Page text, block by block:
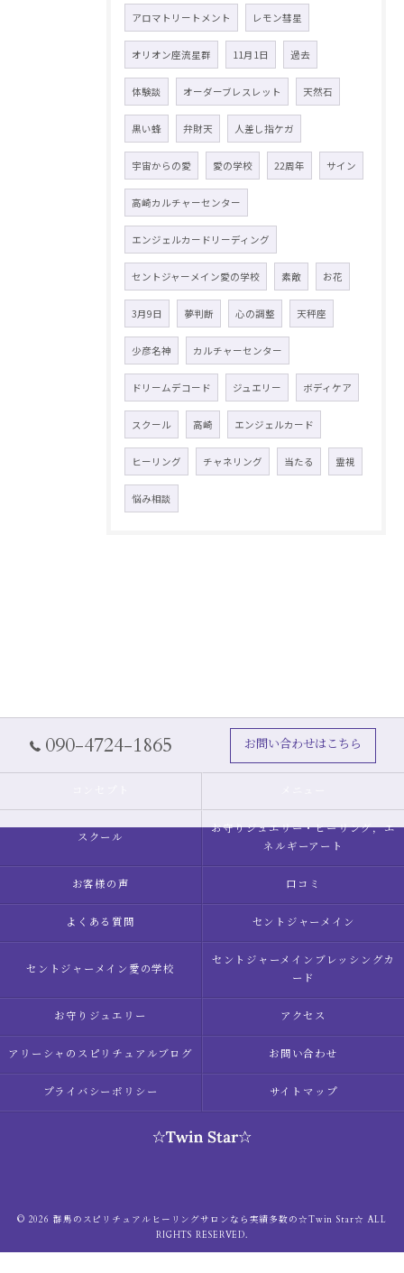
アロマトリートメント レモン彗星
オリオン座流星群 11月1日 過去
体験談 オーダーブレスレット 天然石
黒い蜂 弁財天 人差し指ケガ
宇宙からの愛 愛の学校 22周年 サイン
高崎カルチャーセンター
エンジェルカードリーディング
セントジャーメイン愛の学校 素敵 お花
3月9日 夢判断 心の調整 天秤座
少彦名神 カルチャーセンター
ドリームデコード ジュエリー ボディケア
スクール 高崎 エンジェルカード
ヒーリング チャネリング 当たる 霊視
悩み相談
090-4724-1865 お問い合わせはこちら
スクール
お守りジュエリー・ヒーリング，エ
ネルギーアート
お客様の声 口コミ
よくある質問 セントジャーメイン
セントジャーメイン愛の学校
セントジャーメインブレッシングカ
ード
お守りジュエリー アクセス
アリーシャのスピリチュアルブログ お問い合わせ
プライバシーポリシー サイトマップ
© 2026 群馬のスピリチュアルヒーリングサロンなら実績多数の☆Twin Star☆ ALL
RIGHTS RESERVED.